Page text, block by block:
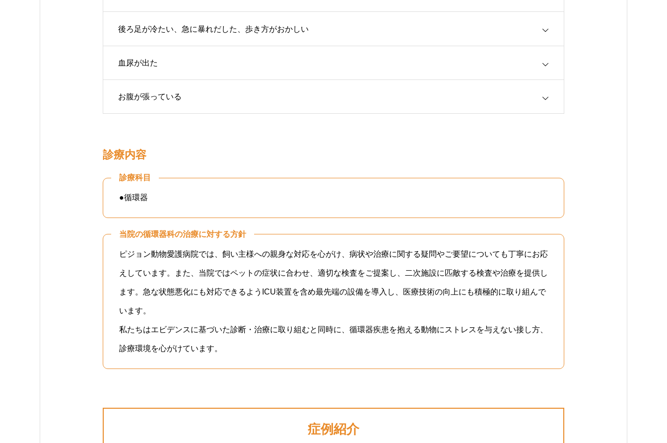
後ろ足が冷たい、急に暴れだした、歩き方がおかしい
血尿が出た
お腹が張っている
診療内容
●循環器
診療科目
ピジョン動物愛護病院では、飼い主様への親身な対応を心がけ、病状や治療に関する疑問やご要望についても丁寧にお応
えしています。また、当院ではペットの症状に合わせ、適切な検査をご提案し、二次施設に匹敵する検査や治療を提供し
ます。急な状態悪化にも対応できるようICU装置を含め最先端の設備を導入し、医療技術の向上にも積極的に取り組んで
います。
私たちはエビデンスに基づいた診断・治療に取り組むと同時に、循環器疾患を抱える動物にストレスを与えない接し方、
診療環境を心がけています。
当院の循環器科の治療に対する方針
症例紹介